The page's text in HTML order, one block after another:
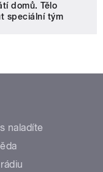
domů. Tělo
speciální tým
naladíte